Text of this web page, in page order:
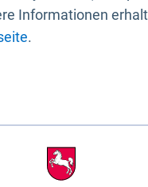
Informationen
.